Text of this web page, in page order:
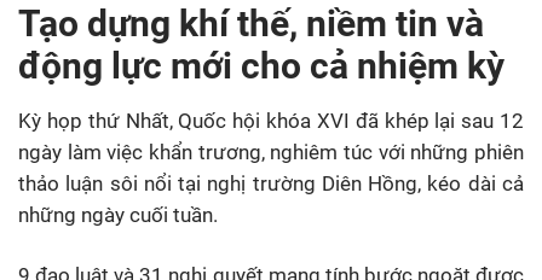
Tạo dựng khí thế, niềm tin và
động lực mới cho cả nhiệm kỳ
Kỳ họp thứ Nhất, Quốc hội khóa XVI đã khép lại sau 12
ngày làm việc khẩn trương, nghiêm túc với những phiên
thảo luận sôi nổi tại nghị trường Diên Hồng, kéo dài cả
những ngày cuối tuần.
9 đạo luật và 31 nghị quyết mang tính bước ngoặt được